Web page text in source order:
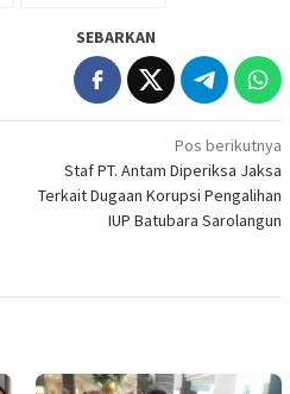
SEBARKAN
Pos berikutnya
Staf PT. Antam Diperiksa Jaksa
Terkait Dugaan Korupsi Pengalihan
IUP Batubara Sarolangun